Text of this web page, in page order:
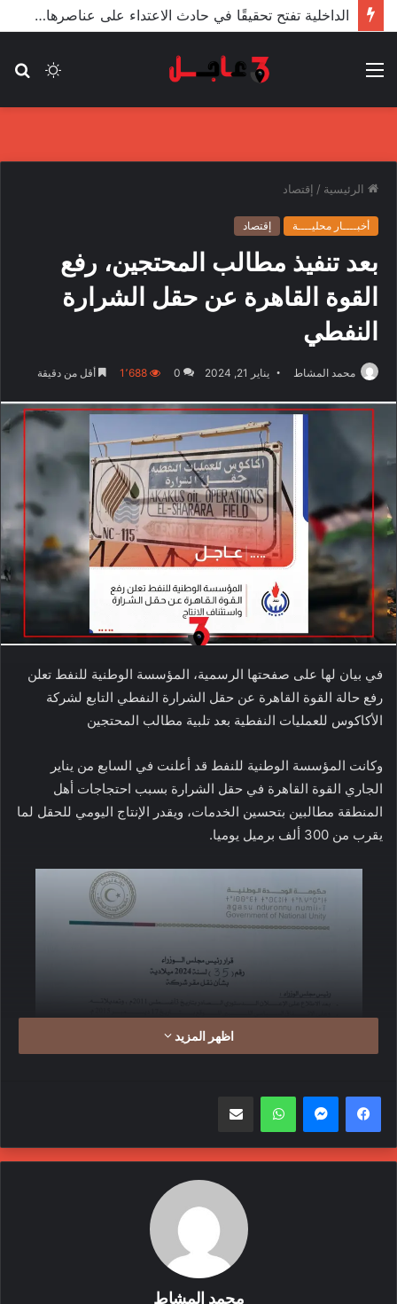
الأعور: اتفاقية ترسيم الحدود مع تركيا على طاولة النواب والاعتماد مرجّح
الوضع
القائمة
الرئيسية / إقتصاد
أخبــــار محليــــة إقتصاد
بعد تنفيذ مطالب المحتجين، رفع
القوة القاهرة عن حقل الشرارة
النفطي
محمد المشاط يناير 21, 2024 0 1٬688 أقل من دقيقة
في بيان لها على صفحتها الرسمية، المؤسسة الوطنية للنفط تعلن
رفع حالة القوة القاهرة عن حقل الشرارة النفطي التابع لشركة
الأكاكوس للعمليات النفطية بعد تلبية مطالب المحتجين
وكانت المؤسسة الوطنية للنفط قد أعلنت في السابع من يناير
الجاري القوة القاهرة في حقل الشرارة بسبب احتجاجات أهل
المنطقة مطالبين بتحسين الخدمات، ويقدر الإنتاج اليومي للحقل لما
يقرب من 300 ألف برميل يوميا.
اظهر المزيد
واتساب
محمد المشاط